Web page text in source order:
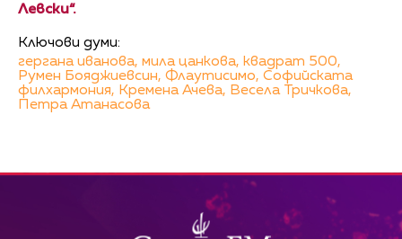
Левски“.
Ключови думи:
гергана иванова, мила цанкова, квадрат 500,
Румен Бояджиевсин, Флаутисимо, Софийската
филхармония, Кремена Ачева, Весела Тричкова,
Петра Атанасова